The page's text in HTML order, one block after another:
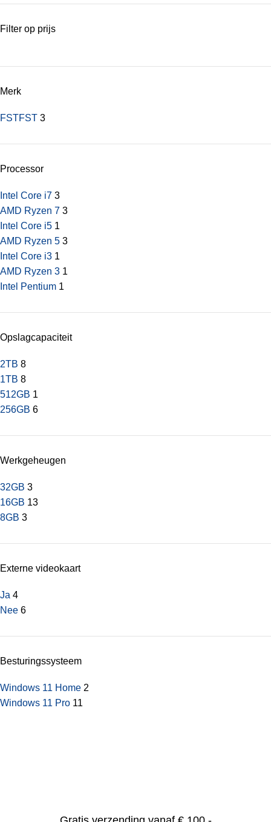
Filter op prijs
Merk
FSTFST 3
Processor
Intel Core i7 3
AMD Ryzen 7 3
Intel Core i5 1
AMD Ryzen 5 3
Intel Core i3 1
AMD Ryzen 3 1
Intel Pentium 1
Opslagcapaciteit
2TB 8
1TB 8
512GB 1
256GB 6
Werkgeheugen
32GB 3
16GB 13
8GB 3
Externe videokaart
Ja 4
Nee 6
Besturingssysteem
Windows 11 Home 2
Windows 11 Pro 11